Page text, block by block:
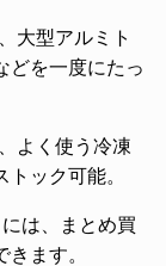
大型アルミト
どを一度にたっ
よく使う冷凍
ック可能。
は、まとめ買
ます。